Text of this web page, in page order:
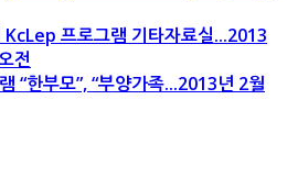
프로그램 기타자료실...2013
전
“한부모”, “부양가족...2013년 2월